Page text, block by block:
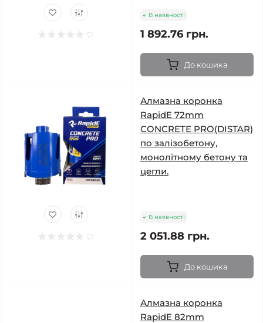
В наявності
1 892.76 грн.
До кошика
Алмазна коронка
RapidE 72mm
CONCRETE PRO(DISTAR)
по залізобетону,
монолітному бетону та
цегли.
В наявності
2 051.88 грн.
До кошика
Алмазна коронка
RapidE 82mm